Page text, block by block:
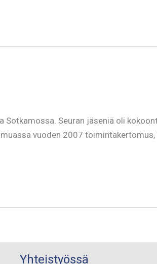
Seuran jäseniä oli
vuoden 2007
Yhteistyössä